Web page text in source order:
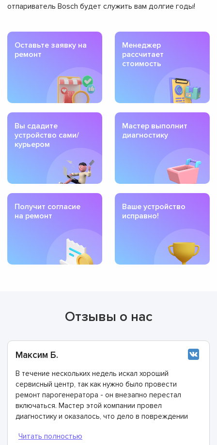
отпариватель Bosch будет служить вам долгие годы!
Оставьте заявку на
ремонт
Менеджер
рассчитает
стоимость
Вы сдадите
устройство сами/
курьером
Мастер выполнит
диагностику
Получит согласие
на ремонт
Ваше устройство
исправно!
Отзывы о нас
Максим Б.
В течение нескольких недель искал хороший
сервисный центр, так как нужно было провести
ремонт парогенератора - он внезапно перестал
включаться. Мастер этой компании провел
диагностику и оказалось, что дело в повреждении
невооружённым взглядом, так как он защищён